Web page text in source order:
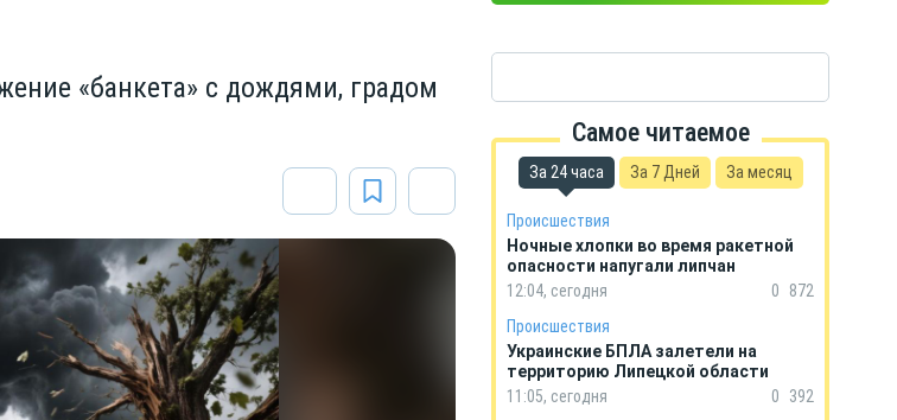
«банкета» с дождями, градом
Самое читаемое
За 24 часа За 7 Дней За месяц
Происшествия
Ночные хлопки во время ракетной
опасности напугали липчан
12:04, сегодня
0
872
Происшествия
Украинские БПЛА залетели на
территорию Липецкой области
11:05, сегодня
0
392